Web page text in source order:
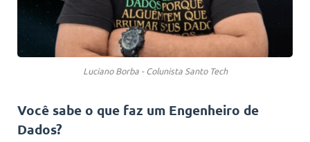
Luciano Borba - Colunista Santo Tech
Você sabe o que faz um Engenheiro de
Dados?